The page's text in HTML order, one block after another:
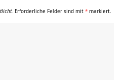
Erforderliche Felder sind mit * markiert.